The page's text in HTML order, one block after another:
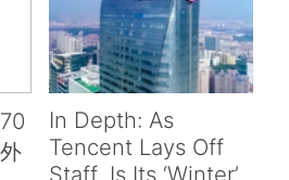
In Depth: As
Tencent Lays Off
Staff, Is Its ‘Winter’